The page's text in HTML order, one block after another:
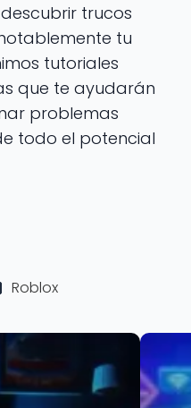
trucos
tu
tutoriales
que te ayudarán
problemas
todo el potencial
Roblox